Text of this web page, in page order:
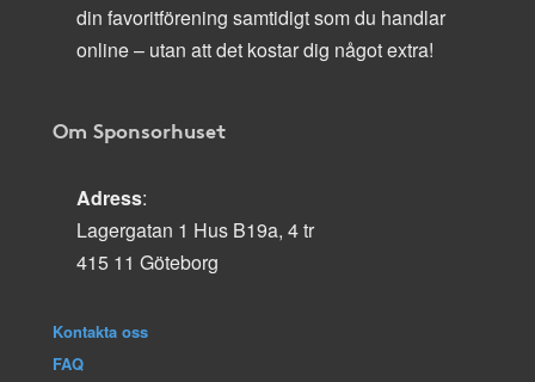
din favoritförening samtidigt som du handlar
online – utan att det kostar dig något extra!
Om Sponsorhuset
Adress:
Lagergatan 1 Hus B19a, 4 tr
415 11 Göteborg
Kontakta oss
FAQ